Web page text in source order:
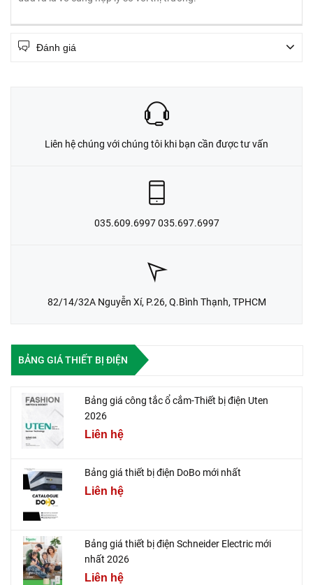
Đánh giá
Liên hệ chúng với chúng tôi khi bạn cần được tư vấn
035.609.6997 035.697.6997
82/14/32A Nguyễn Xí, P.26, Q.Bình Thạnh, TPHCM
BẢNG GIÁ THIẾT BỊ ĐIỆN
Bảng giá công tắc ổ cắm-Thiết bị điện Uten
2026
Liên hệ
Bảng giá thiết bị điện DoBo mới nhất
Liên hệ
Bảng giá thiết bị điện Schneider Electric mới
nhất 2026
Liên hệ